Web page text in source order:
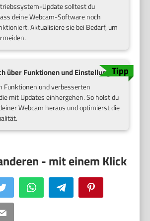
Update solltest du
deine Webcam-Software noch
Aktualisiere sie bei Bedarf, um
über Funktionen und Einstellungen
Funktionen und verbesserten
mit Updates einhergehen. So holst du
Webcam heraus und optimierst die
Twitter WhatsApp Telegram
Email